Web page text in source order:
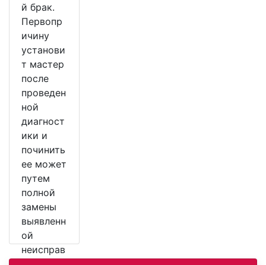
й брак.
Первопр
ичину
установи
т мастер
после
проведен
ной
диагност
ики и
починить
ее может
путем
полной
замены
выявленн
ой
неисправ